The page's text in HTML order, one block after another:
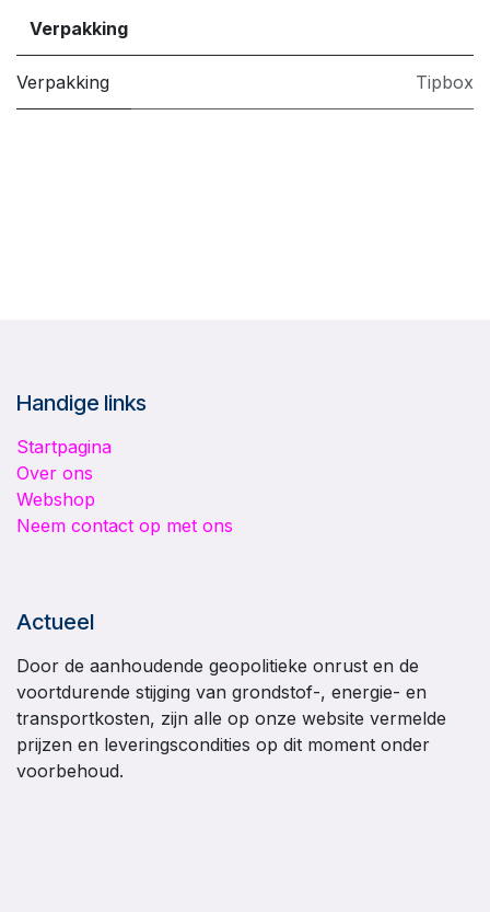
Verpakking
Verpakking Tipbox
Handige links
Startpagina
Over ons
Webshop
Neem contact op met ons
Actueel
Door de aanhoudende geopolitieke onrust en de
voortdurende stijging van grondstof-, energie- en
transportkosten, zijn alle op onze website vermelde
prijzen en leveringscondities op dit moment onder
voorbehoud.